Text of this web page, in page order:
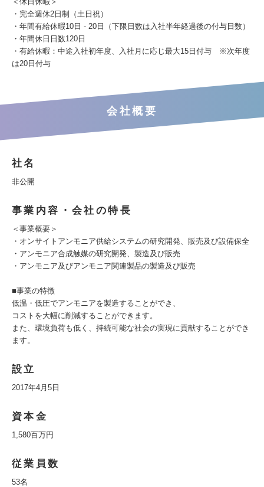
・完全週休2日制（土日祝）
・年間有給休暇10日 - 20日（下限日数は入社半年経過後の付与日数）
・年間休日日数120日
・有給休暇：中途入社初年度、入社月に応じ最大15日付与 ※次年度
は20日付与
会社概要
社名
非公開
事業内容・会社の特長
＜事業概要＞
・オンサイトアンモニア供給システムの研究開発、販売及び設備保全
・アンモニア合成触媒の研究開発、製造及び販売
・アンモニア及びアンモニア関連製品の製造及び販売
■事業の特徴
低温・低圧でアンモニアを製造することができ、
コストを大幅に削減することができます。
また、環境負荷も低く、持続可能な社会の実現に貢献することができ
ます。
設立
2017年4月5日
資本金
1,580百万円
従業員数
53名